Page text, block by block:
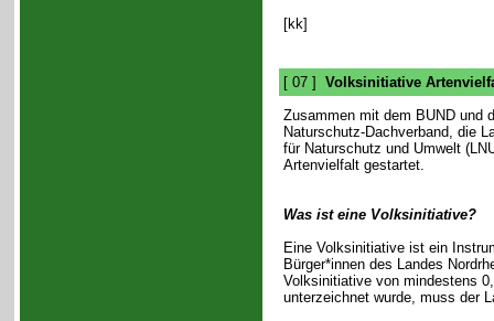
[kk]
[ 07 ] Volksinitiative
Zusammen mit dem BUND und
Naturschutz-Dachverband, die
für Naturschutz und Umwelt
Artenvielfalt gestartet.
Was ist eine Volksinitiative?
Eine Volksinitiative ist ein
Bürger*innen des Landes
Volksinitiative von mindestens
unterzeichnet wurde, muss der